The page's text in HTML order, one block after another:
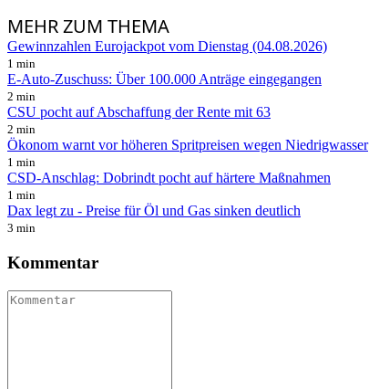
MEHRZUM THEMA
Gewinnzahlen Eurojackpot vom Dienstag (04.08.2026)
1 min
E-Auto-Zuschuss: Über 100.000 Anträge eingegangen
2 min
CSU pocht auf Abschaffung der Rente mit 63
2 min
Ökonom warnt vor höheren Spritpreisen wegen Niedrigwasser
1 min
CSD-Anschlag: Dobrindt pocht auf härtere Maßnahmen
1 min
Dax legt zu - Preise für Öl und Gas sinken deutlich
3 min
Kommentar